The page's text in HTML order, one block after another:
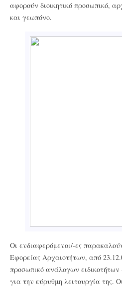
αφορούν διοικητικό προσωπικό,
και γεωπόνο.
Οι ενδιαφερόμενοι/-ες
Εφορείας Αρχαιοτήτων, από
προσωπικό ανάλογων
για την εύρυθμη λειτουργία της.